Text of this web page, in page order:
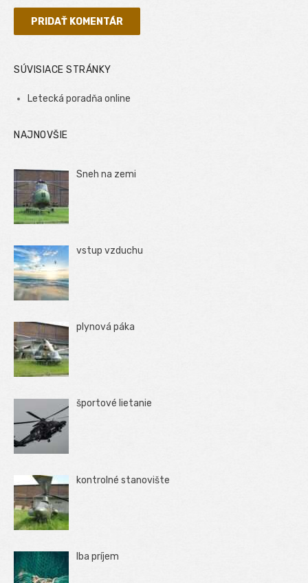
SÚVISIACE STRÁNKY
Letecká poradňa online
NAJNOVŠIE
Sneh na zemi
vstup vzduchu
plynová páka
športové lietanie
kontrolné stanovište
Iba príjem